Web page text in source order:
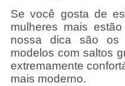
Se você gosta de
mulheres mais
nossa dica são os
modelos com saltos
extremamente
mais moderno.